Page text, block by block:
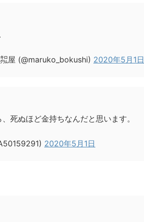
屋 (@maruko_bokushi) 2020年5月1日
死ぬほど金持ちなんだと思います。
2020年5月1日